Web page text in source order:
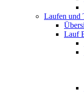
Laufen und
Lauf